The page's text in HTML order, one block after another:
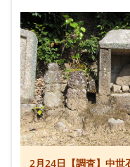
2月24日【調査】中世